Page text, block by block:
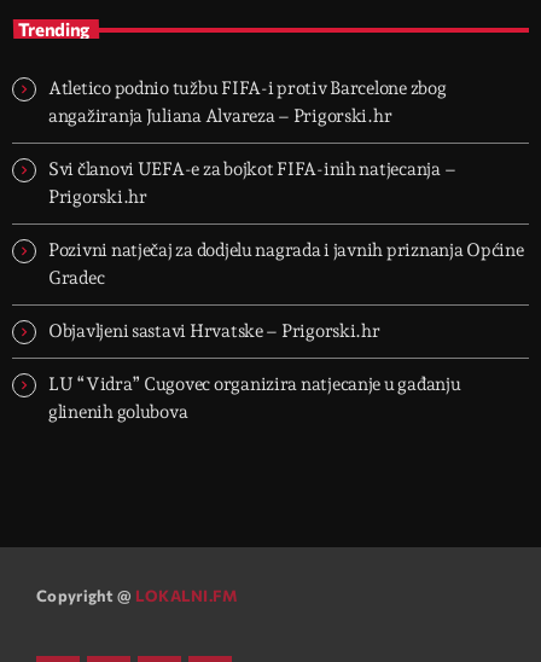
Trending
Atletico podnio tužbu FIFA-i protiv Barcelone zbog
angažiranja Juliana Alvareza – Prigorski.hr
Svi članovi UEFA-e za bojkot FIFA-inih natjecanja –
Prigorski.hr
Pozivni natječaj za dodjelu nagrada i javnih priznanja Općine
Gradec
Objavljeni sastavi Hrvatske – Prigorski.hr
LU “Vidra” Cugovec organizira natjecanje u gađanju
glinenih golubova
Copyright @ LOKALNI.FM